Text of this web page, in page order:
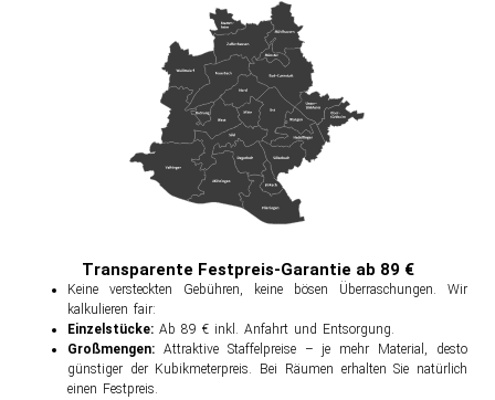
Transparente Festpreis-Garantie ab 89 €
Keine versteckten Gebühren, keine bösen Überraschungen. Wir
kalkulieren fair:
Einzelstücke: Ab 89 € inkl. Anfahrt und Entsorgung.
Großmengen: Attraktive Staffelpreise – je mehr Material, desto
günstiger der Kubikmeterpreis. Bei Räumen erhalten Sie natürlich
einen Festpreis.